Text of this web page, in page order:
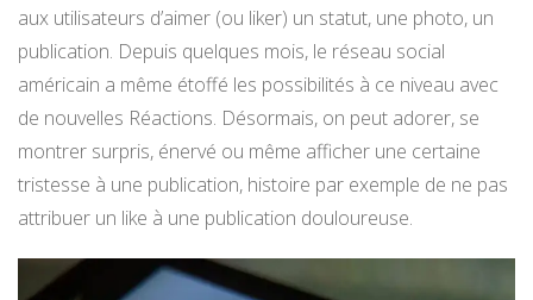
aux utilisateurs d’aimer (ou liker) un statut, une photo, un
publication. Depuis quelques mois, le réseau social
américain a même étoffé les possibilités à ce niveau avec
de nouvelles Réactions. Désormais, on peut adorer, se
montrer surpris, énervé ou même afficher une certaine
tristesse à une publication, histoire par exemple de ne pas
attribuer un like à une publication douloureuse.